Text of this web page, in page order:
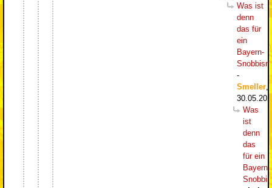
Was ist
denn
das für
ein
Bayern-
-
Smeller,
Was
ist
denn
das
für ein
Bayern-